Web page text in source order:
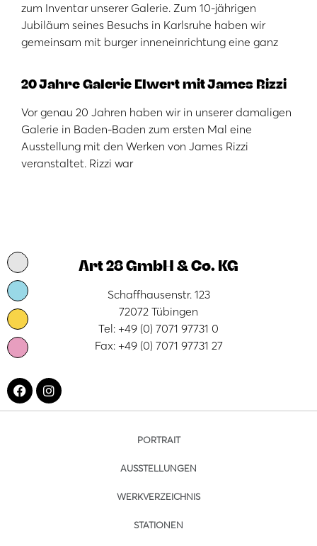
zum Inventar unserer Galerie. Zum 10-jährigen
Jubiläum seines Besuchs in Karlsruhe haben wir
gemeinsam mit burger inneneinrichtung eine ganz
20 Jahre Galerie Elwert mit James Rizzi
Vor genau 20 Jahren haben wir in unserer damaligen
Galerie in Baden-Baden zum ersten Mal eine
Ausstellung mit den Werken von James Rizzi
veranstaltet. Rizzi war
Art 28 GmbH & Co. KG
Schaffhausenstr. 123
72072 Tübingen
Tel: +49 (0) 7071 97731 0
Fax: +49 (0) 7071 97731 27
PORTRAIT
AUSSTELLUNGEN
WERKVERZEICHNIS
STATIONEN